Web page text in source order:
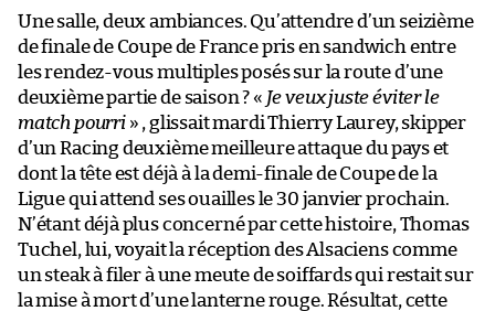
Une salle, deux ambiances. Qu’attendre d’un seizième
de finale de Coupe de France pris en sandwich entre
les rendez-vous multiples posés sur la route d’une
deuxième partie de saison ? « Je veux juste éviter le
match pourri» , glissait mardi Thierry Laurey, skipper
d’un Racing deuxième meilleure attaque du pays et
dont la tête est déjà à la demi-finale de Coupe de la
Ligue qui attend ses ouailles le 30 janvier prochain.
N’étant déjà plus concerné par cette histoire, Thomas
Tuchel, lui, voyait la réception des Alsaciens comme
un steak à filer à une meute de soiffards qui restait sur
la mise à mort d’une lanterne rouge. Résultat, cette